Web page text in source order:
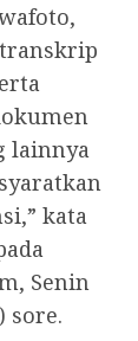
lainnya
kata
Senin
sore.